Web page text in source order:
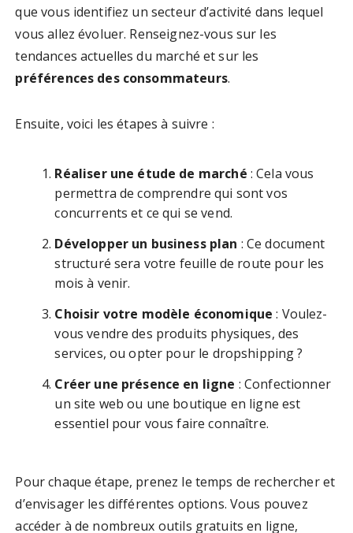
que vous identifiez un secteur d’activité dans lequel
vous allez évoluer. Renseignez-vous sur les
tendances actuelles du marché et sur les
préférences des consommateurs.
Ensuite, voici les étapes à suivre :
Réaliser une étude de marché : Cela vous
permettra de comprendre qui sont vos
concurrents et ce qui se vend.
Développer un business plan : Ce document
structuré sera votre feuille de route pour les
mois à venir.
Choisir votre modèle économique : Voulez-
vous vendre des produits physiques, des
services, ou opter pour le dropshipping ?
Créer une présence en ligne : Confectionner
un site web ou une boutique en ligne est
essentiel pour vous faire connaître.
Pour chaque étape, prenez le temps de rechercher et
d’envisager les différentes options. Vous pouvez
accéder à de nombreux outils gratuits en ligne,